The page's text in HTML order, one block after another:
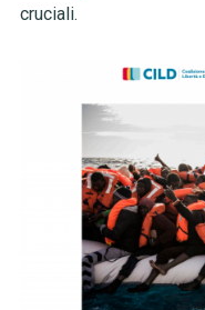
cruciali.